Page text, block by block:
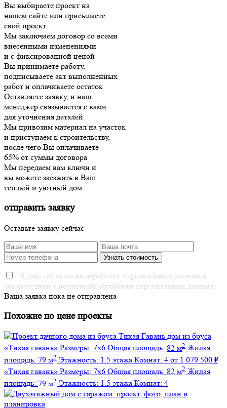
Вы выбираете проект на
нашем сайте или присылаете
свой проект
Мы заключаем договор со всеми
внесенными изменениями
и с фиксированной ценой
Вы принимаете работу,
подписываете акт выполненных
работ и оплачиваете остаток
Оставляете заявку, и наш
менеджер связывается с вами
для уточнения деталей
Мы привозим материал на участок
и приступаем к строительству,
после чего Вы оплачиваете
65% от суммы договора
Мы передаем вам ключи и
вы можете заезжать в Ваш
теплый и уютный дом
отправить заявку
Оставьте заявку сейчас
Я даю согласие на обработку персональных данных в
соответствии с политикой обработки персональных данных.
Ваша заявка пока не отправлена
Похожие по цене проекты
дом из бруса
«Тихая гавань» Размеры: 7х6 Общая площадь: 82 м2 Жилая
площадь: 79 м2 Этажность: 1.5 этажа Комнат: 4 от 1 079 500 ₽
«Тихая гавань» Размеры: 7х6 Общая площадь: 82 м2 Жилая
площадь: 79 м2 Этажность: 1.5 этажа Комнат: 4